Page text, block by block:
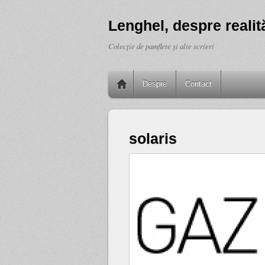
Lenghel, despre
Colecţie de pamflete şi alte scrieri
Despre Contact
solaris